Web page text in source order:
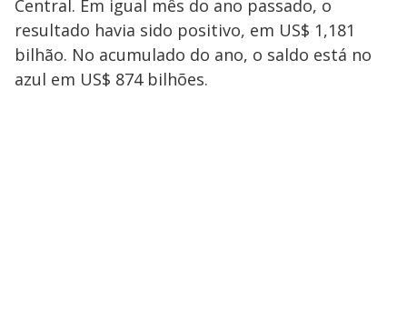
Central. Em igual mês do ano passado, o
resultado havia sido positivo, em US$ 1,181
bilhão. No acumulado do ano, o saldo está no
azul em US$ 874 bilhões.